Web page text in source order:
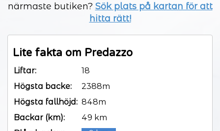
närmaste butiken? Sök plats på kartan för att
hitta rätt!
Lite fakta om Predazzo
Liftar:
18
Högsta backe:
2388m
Högsta fallhöjd: 848m
Backar (km):
49 km